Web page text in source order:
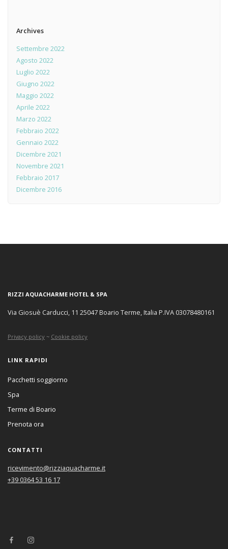
Archives
Settembre 2022
Agosto 2022
Luglio 2022
Giugno 2022
Maggio 2022
Aprile 2022
Marzo 2022
Febbraio 2022
Gennaio 2022
Dicembre 2021
Novembre 2021
Febbraio 2017
Dicembre 2016
RIZZI AQUACHARME HOTEL & SPA
Via Giosuè Carducci, 11 25047 Boario Terme, Italia P.IVA 03078480161
Privacy policy ~ Cookie policy
LINK RAPIDI
Pacchetti soggiorno
Spa
Terme di Boario
Prenota ora
CONTATTI
ricevimento@rizziaquacharme.it
+39 0364 53 16 17